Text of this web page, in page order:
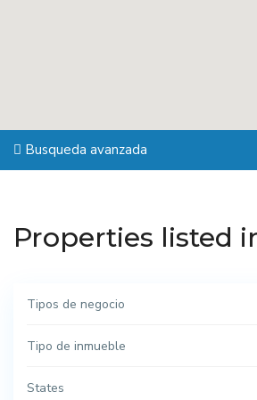
Busqueda avanzada
Properties listed
Tipos de negocio
Tipo de inmueble
States